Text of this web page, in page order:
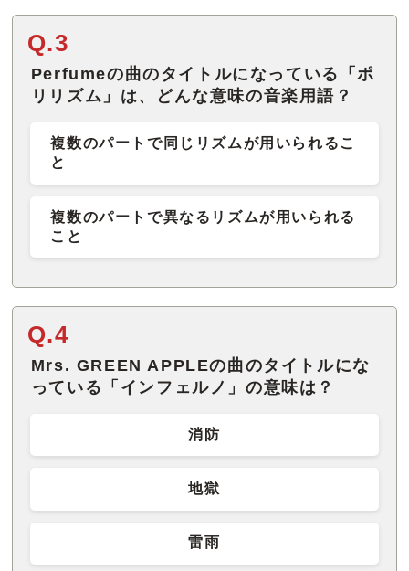
Q.3
Perfumeの曲のタイトルになっている「ポ
リリズム」は、どんな意味の音楽用語？
複数のパートで同じリズムが用いられるこ
と
複数のパートで異なるリズムが用いられる
こと
Q.4
Mrs. GREEN APPLEの曲のタイトルにな
っている「インフェルノ」の意味は？
消防
地獄
雷雨